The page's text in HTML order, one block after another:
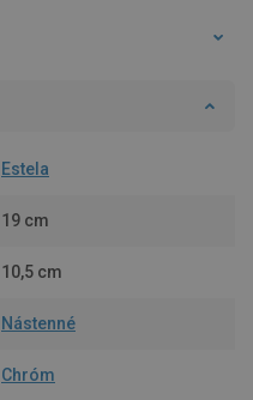
Estela
19 cm
10,5 cm
Nástenné
Chróm